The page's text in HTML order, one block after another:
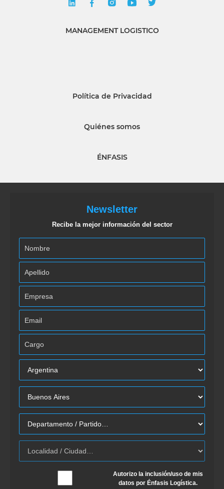
MANAGEMENT LOGISTICO
Política de Privacidad
Quiénes somos
ÉNFASIS
Newsletter
Recibe la mejor información del sector
Autorizo la inclusión/uso de mis
datos por Énfasis Logística.